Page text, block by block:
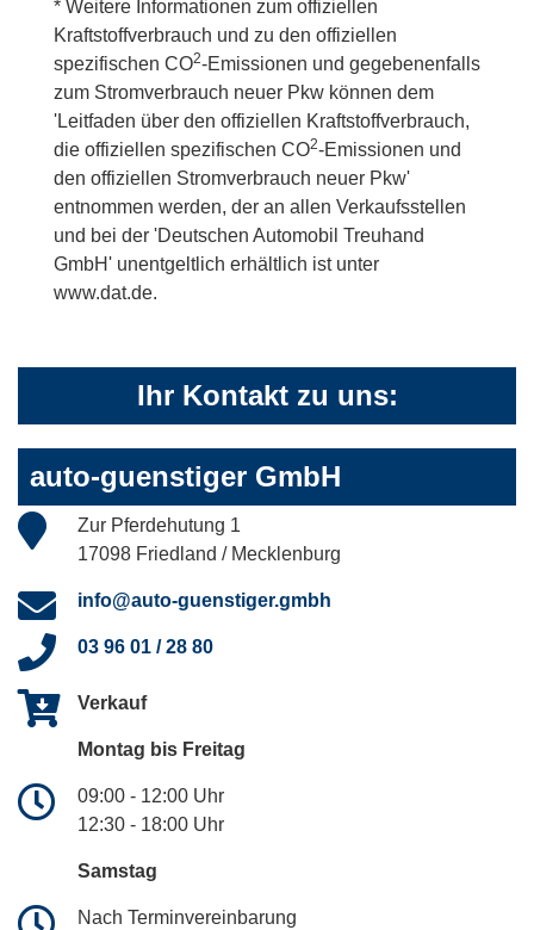
* Weitere Informationen zum offiziellen
Kraftstoffverbrauch und zu den offiziellen
spezifischen CO2-Emissionen und gegebenenfalls
zum Stromverbrauch neuer Pkw können dem
'Leitfaden über den offiziellen Kraftstoffverbrauch,
die offiziellen spezifischen CO2-Emissionen und
den offiziellen Stromverbrauch neuer Pkw'
entnommen werden, der an allen Verkaufsstellen
und bei der 'Deutschen Automobil Treuhand
GmbH' unentgeltlich erhältlich ist unter
www.dat.de.
Ihr Kontakt zu uns:
auto-guenstiger GmbH
Zur Pferdehutung 1
17098 Friedland / Mecklenburg
info@auto-guenstiger.gmbh
03 96 01 / 28 80
Verkauf
Montag bis Freitag
09:00 - 12:00 Uhr
12:30 - 18:00 Uhr
Samstag
Nach Terminvereinbarung